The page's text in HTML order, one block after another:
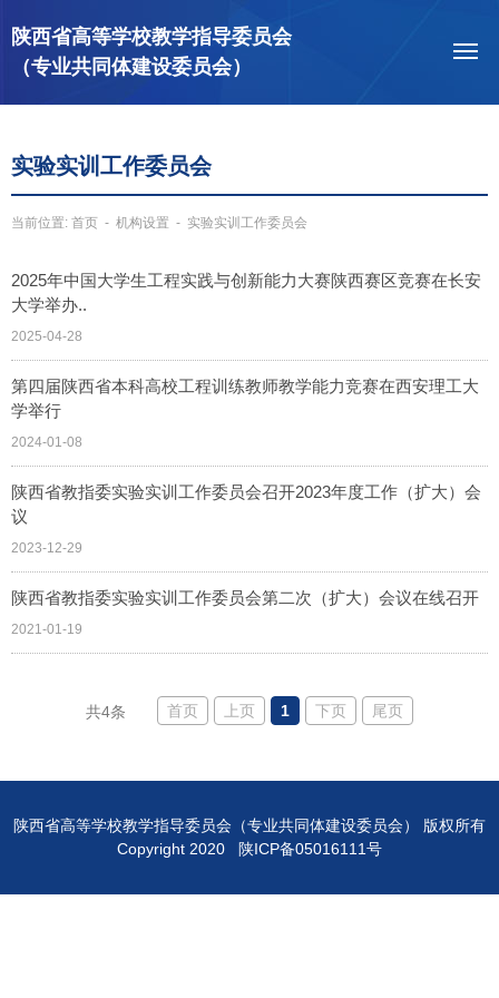
陕西省高等学校教学指导委员会
（专业共同体建设委员会）
实验实训工作委员会
当前位置: 首页 - 机构设置 - 实验实训工作委员会
2025年中国大学生工程实践与创新能力大赛陕西赛区竞赛在长安
大学举办..
2025-04-28
第四届陕西省本科高校工程训练教师教学能力竞赛在西安理工大
学举行
2024-01-08
陕西省教指委实验实训工作委员会召开2023年度工作（扩大）会
议
2023-12-29
陕西省教指委实验实训工作委员会第二次（扩大）会议在线召开
2021-01-19
共4条 首页 上页 1 下页 尾页
陕西省高等学校教学指导委员会（专业共同体建设委员会） 版权所有
Copyright 2020 陕ICP备05016111号